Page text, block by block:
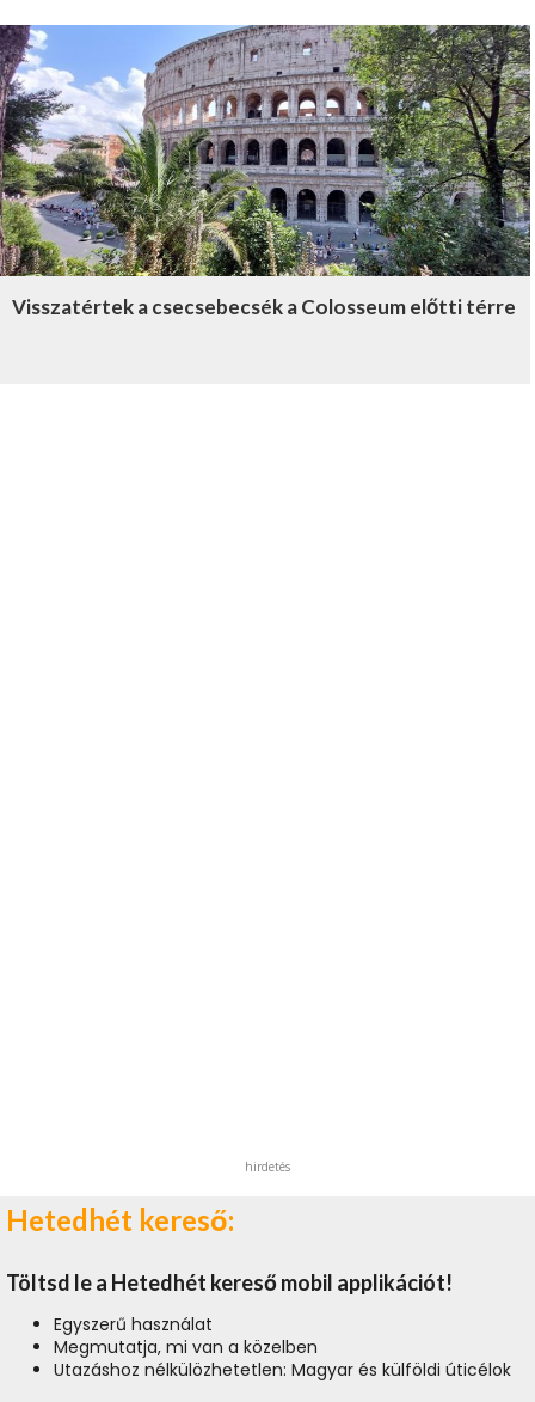
Visszatértek a csecsebecsék a Colosseum előtti térre
hirdetés
Hetedhét kereső:
Töltsd le a Hetedhét kereső mobil applikációt!
Egyszerű használat
Megmutatja, mi van a közelben
Utazáshoz nélkülözhetetlen: Magyar és külföldi úticélok